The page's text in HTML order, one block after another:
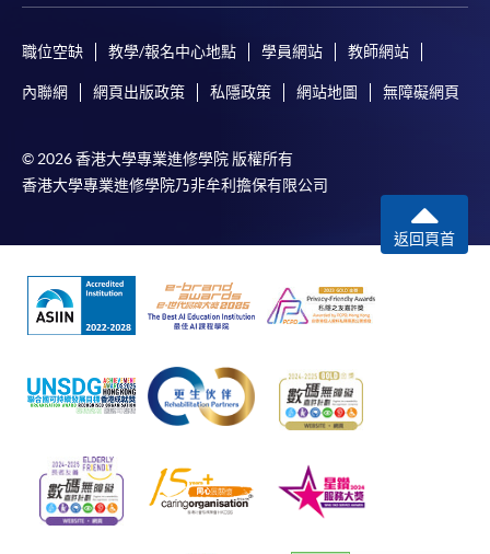
職位空缺 教學/報名中心地點 學員網站 教師網站
內聯網 網頁出版政策 私隱政策 網站地圖 無障礙網頁
© 2026 香港大學專業進修學院 版權所有
香港大學專業進修學院乃非牟利擔保有限公司
返回頁首